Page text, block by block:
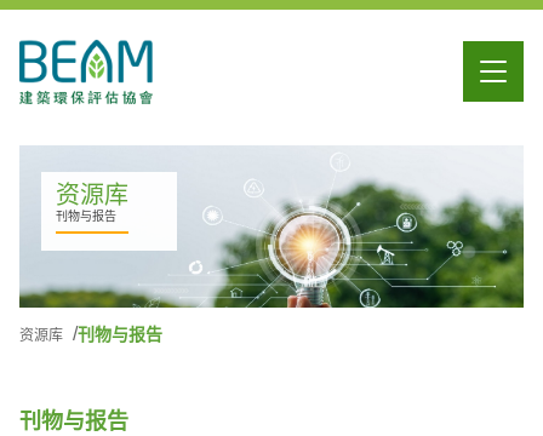
资源库
刊物与报告
资源库 刊物与报告
刊物与报告